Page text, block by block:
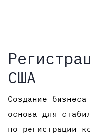
США
Создание
основа для
по регистрации